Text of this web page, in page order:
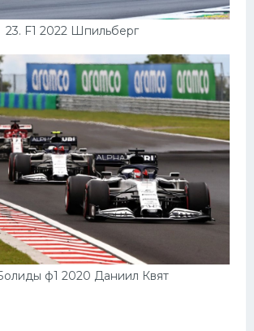
23. F1 2022 Шпильберг
ф1 2020 Даниил Квят